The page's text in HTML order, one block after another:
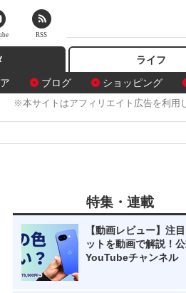
ブログ ショッピング
ライフ
※本サイトはアフィリエイト広告を利用
特集・連載
【動画レビュー】注
ットを動画で解説！
YouTubeチャンネル
RSS